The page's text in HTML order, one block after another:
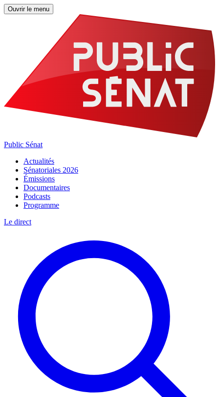
Ouvrir le menu
Public Sénat
Actualités
Sénatoriales 2026
Émissions
Documentaires
Podcasts
Programme
Le direct